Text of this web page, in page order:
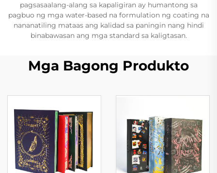
pagsasaalang-alang sa kapaligiran ay humantong sa
pagbuo ng mga water-based na formulation ng coating na
nananatiling mataas ang kalidad sa paningin nang hindi
binabawasan ang mga standard sa kaligtasan.
Mga Bagong Produkto